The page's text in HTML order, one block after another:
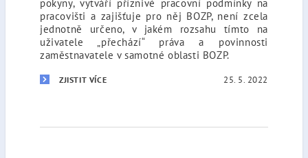
pokyny, vytváří příznivé pracovní podmínky na
pracovišti a zajišťuje pro něj BOZP, není zcela
jednotně určeno, v jakém rozsahu tímto na
uživatele „přechází“ práva a povinnosti
zaměstnavatele v samotné oblasti BOZP.
ZJISTIT VÍCE 25. 5. 2022